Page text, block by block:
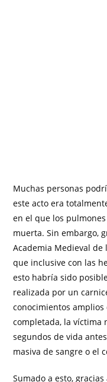
Muchas personas
este acto era
en el que los
muerta. Sin embargo,
Academia Medieval de
que inclusive con las
esto habría sido
realizada por un
conocimientos amplios
completada, la víctima
segundos de vida
masiva de sangre o el
Sumado a esto,